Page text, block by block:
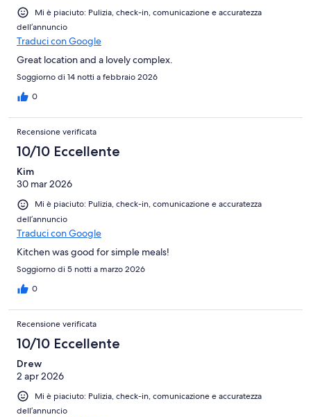
Mi è piaciuto: Pulizia, check-in, comunicazione e accuratezza
dell’annuncio
Traduci con Google
Great location and a lovely complex.
Soggiorno di 14 notti a febbraio 2026
0
Recensione verificata
10/10 Eccellente
Kim
30 mar 2026
Mi è piaciuto: Pulizia, check-in, comunicazione e accuratezza
dell’annuncio
Traduci con Google
Kitchen was good for simple meals!
Soggiorno di 5 notti a marzo 2026
0
Recensione verificata
10/10 Eccellente
Drew
2 apr 2026
Mi è piaciuto: Pulizia, check-in, comunicazione e accuratezza
dell’annuncio